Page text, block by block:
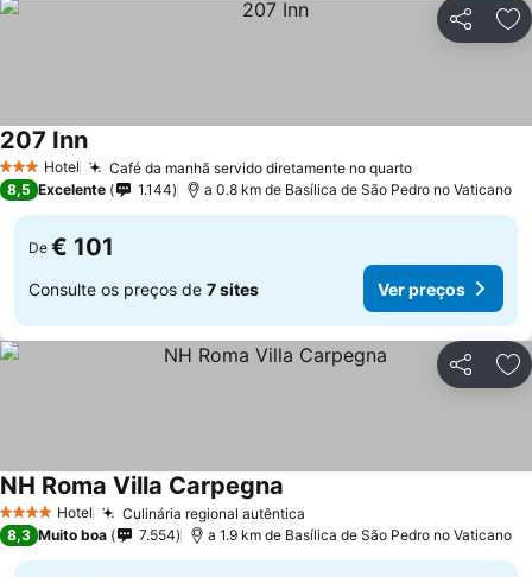
Partilhar
3 EstrelasHotel Café da manhã servido diretamente no quarto
207 Inn
8,5 Excelente 1.144 a 0.8 km de Basílica de São Pedro no Vaticano
De € 101
Consulte os preços de 7 sites Ver preços
Partilhar
4 EstrelasHotel Culinária regional autêntica
NH Roma Villa Carpegna
8,3 Muito boa 7.554 a 1.9 km de Basílica de São Pedro no Vaticano